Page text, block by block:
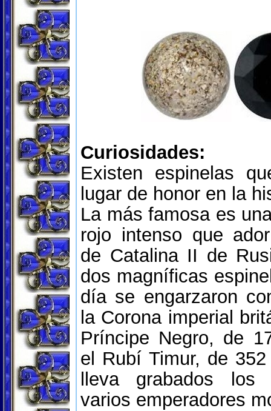
Curiosidades:
Existen espinelas
lugar de honor en la
La más famosa es
rojo intenso que
de Catalina II de
dos magníficas
día se engarzaron
la Corona imperial
Príncipe Negro, de
el Rubí Timur, de
lleva grabados los
varios emperadores